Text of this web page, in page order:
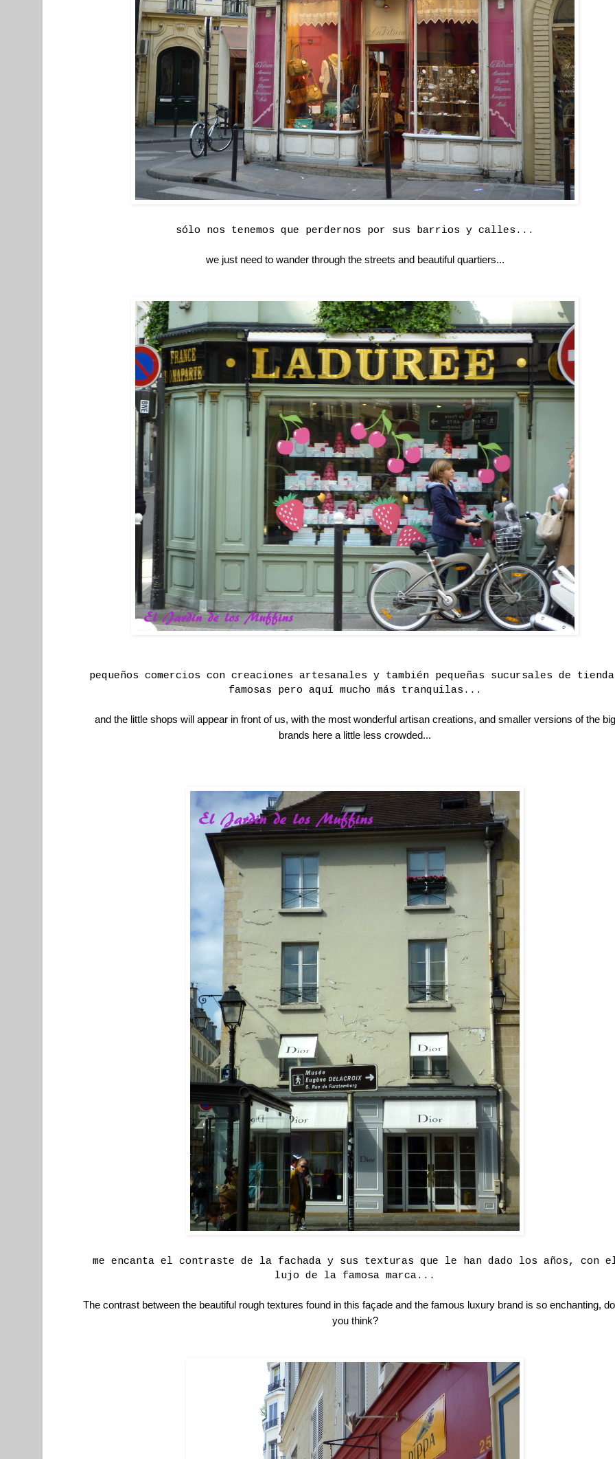
sólo nos tenemos que perdernos por sus barrios y calles...
we just need to wander through the streets and beautiful quartiers...
pequeños comercios con creaciones artesanales y también pequeñas sucursales de
famosas pero aquí mucho más tranquilas...
and the little shops will appear in front of us, with the most wonderful artisan creations, and smaller versions of the big
brands here a little less crowded...
me encanta el contraste de la fachada y sus texturas que le han dado los años, con
lujo de la famosa marca...
The contrast between the beautiful rough textures found in this façade and the famous luxury brand is so enchanting,
you think?